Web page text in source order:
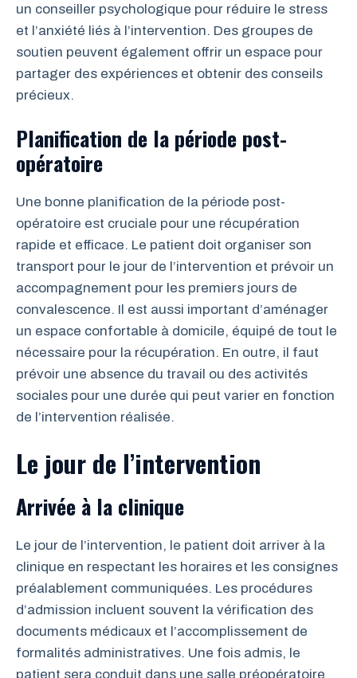
un conseiller psychologique pour réduire le stress
et l’anxiété liés à l’intervention. Des groupes de
soutien peuvent également offrir un espace pour
partager des expériences et obtenir des conseils
précieux.
Planification de la période post-
opératoire
Une bonne planification de la période post-
opératoire est cruciale pour une récupération
rapide et efficace. Le patient doit organiser son
transport pour le jour de l’intervention et prévoir un
accompagnement pour les premiers jours de
convalescence. Il est aussi important d’aménager
un espace confortable à domicile, équipé de tout le
nécessaire pour la récupération. En outre, il faut
prévoir une absence du travail ou des activités
sociales pour une durée qui peut varier en fonction
de l’intervention réalisée.
Le jour de l’intervention
Arrivée à la clinique
Le jour de l’intervention, le patient doit arriver à la
clinique en respectant les horaires et les consignes
préalablement communiquées. Les procédures
d’admission incluent souvent la vérification des
documents médicaux et l’accomplissement de
formalités administratives. Une fois admis, le
patient sera conduit dans une salle préopératoire